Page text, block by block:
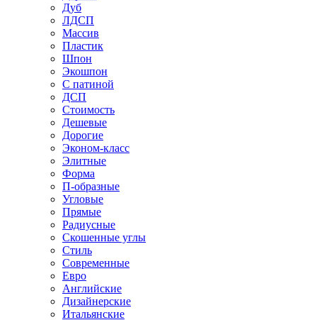
Дуб
ЛДСП
Массив
Пластик
Шпон
Экошпон
С патиной
ДСП
Стоимость
Дешевые
Дорогие
Эконом-класс
Элитные
Форма
П-образные
Угловые
Прямые
Радиусные
Скошенные углы
Стиль
Современные
Евро
Английские
Дизайнерские
Итальянские